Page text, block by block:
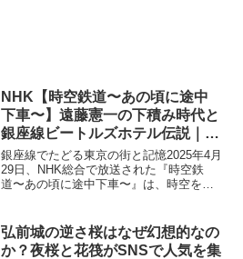
NHK【時空鉄道〜あの頃に途中
下車〜】遠藤憲一の下積み時代と
銀座線ビートルズホテル伝説｜
2025年4月29日放送
銀座線でたどる東京の街と記憶2025年4月
29日、NHK総合で放送された『時空鉄
道〜あの頃に途中下車〜』は、時空を越
り、日本初の本格的地下鉄でもある「銀
座線」です。浅草...
弘前城の逆さ桜はなぜ幻想的なの
か？夜桜と花筏がSNSで人気を集